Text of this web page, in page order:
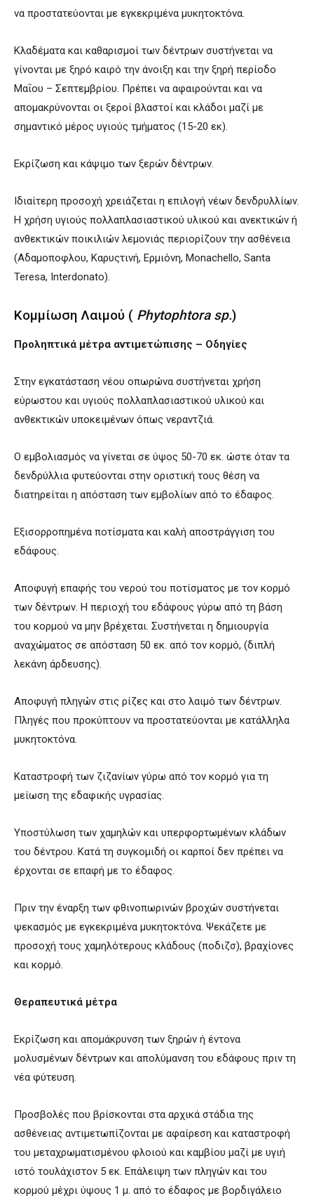
να προστατεύονται με εγκεκριμένα μυκητοκτόνα.
Κλαδέματα και καθαρισμοί των δέντρων συστήνεται να
γίνονται με ξηρό καιρό την άνοιξη και την ξηρή περίοδο
Μαΐου – Σεπτεμβρίου. Πρέπει να αφαιρούνται και να
απομακρύνονται οι ξεροί βλαστοί και κλάδοι μαζί με
σημαντικό μέρος υγιούς τμήματος (15-20 εκ).
Εκρίζωση και κάψιμο των ξερών δέντρων.
Ιδιαίτερη προσοχή χρειάζεται η επιλογή νέων δενδρυλλίων.
Η χρήση υγιούς πολλαπλασιαστικού υλικού και ανεκτικών ή
ανθεκτικών ποικιλιών λεμονιάς περιορίζουν την ασθένεια
(Αδαμοποφλου, Καρυςτινή, Ερμιόνη, Monachello, Santa
Teresa, Interdonato).
Κομμίωση Λαιμού ( Phytophtora sp.)
Προληπτικά μέτρα αντιμετώπισης – Οδηγίες
Στην εγκατάσταση νέου οπωρώνα συστήνεται χρήση
εύρωστου και υγιούς πολλαπλασιαστικού υλικού και
ανθεκτικών υποκειμένων όπως νεραντζιά.
Ο εμβολιασμός να γίνεται σε ύψος 50-70 εκ. ώστε όταν τα
δενδρύλλια φυτεύονται στην οριστική τους θέση να
διατηρείται η απόσταση των εμβολίων από το έδαφος.
Εξισορροπημένα ποτίσματα και καλή αποστράγγιση του
εδάφους.
Αποφυγή επαφής του νερού του ποτίσματος με τον κορμό
των δέντρων. Η περιοχή του εδάφους γύρω από τη βάση
του κορμού να μην βρέχεται. Συστήνεται η δημιουργία
αναχώματος σε απόσταση 50 εκ. από τον κορμό, (διπλή
λεκάνη άρδευσης).
Αποφυγή πληγών στις ρίζες και στο λαιμό των δέντρων.
Πληγές που προκύπτουν να προστατεύονται με κατάλληλα
μυκητοκτόνα.
Καταστροφή των ζιζανίων γύρω από τον κορμό για τη
μείωση της εδαφικής υγρασίας.
Υποστύλωση των χαμηλών και υπερφορτωμένων κλάδων
του δέντρου. Κατά τη συγκομιδή οι καρποί δεν πρέπει να
έρχονται σε επαφή με το έδαφος.
Πριν την έναρξη των φθινοπωρινών βροχών συστήνεται
ψεκασμός με εγκεκριμένα μυκητοκτόνα. Ψεκάζετε με
προσοχή τους χαμηλότερους κλάδους (ποδιζσ), βραχίονες
και κορμό.
Θεραπευτικά μέτρα
Εκρίζωση και απομάκρυνση των ξηρών ή έντονα
μολυσμένων δέντρων και απολύμανση του εδάφους πριν τη
νέα φύτευση.
Προσβολές που βρίσκονται στα αρχικά στάδια της
ασθένειας αντιμετωπίζονται με αφαίρεση και καταστροφή
του μεταχρωματισμένου φλοιού και καμβίου μαζί με υγιή
ιστό τουλάχιστον 5 εκ. Επάλειψη των πληγών και του
κορμού μέχρι ύψους 1 μ. από το έδαφος με βορδιγάλειο